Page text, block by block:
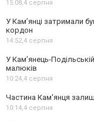
15:08,4 серпня
У Кам’янці затримали
кордон
14:52,4 серпня
У Кам’янець-
малюків
10:24,4 серпня
Частина Кам'янця
10:14,4 серпня